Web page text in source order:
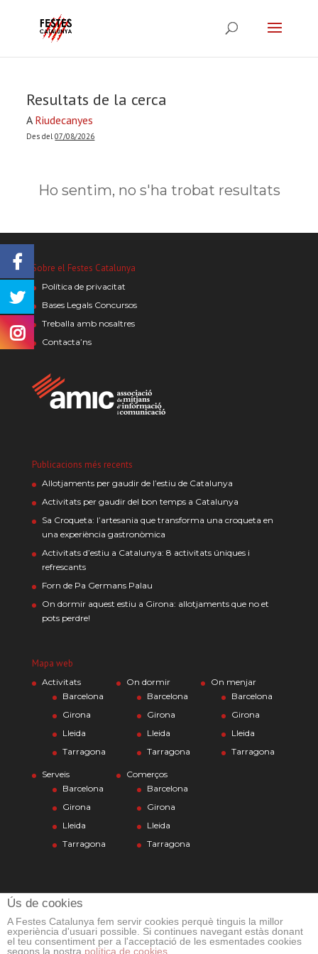
Resultats de la cerca
A Riudecanyes
Des del07/08/2026
Ho sentim, no s'ha trobat resultats
Sobre el Festes Catalunya
Política de privacitat
Bases Legals Concursos
Treballa amb nosaltres
Contacta’ns
Publicacions més recents
Allotjaments per gaudir de l’estiu de Catalunya
Activitats per gaudir del bon temps a Catalunya
Sa Croqueta: l’artesania que transforma una croqueta en
una experiència gastronòmica
Activitats d’estiu a Catalunya: 8 activitats úniques i
refrescants
Forn de Pa Germans Palau
On dormir aquest estiu a Girona: allotjaments que no et
pots perdre!
Mapa web
Activitats
Barcelona
Girona
Lleida
Tarragona
On dormir
Barcelona
Girona
Lleida
Tarragona
On menjar
Barcelona
Girona
Lleida
Tarragona
Serveis
Barcelona
Girona
Lleida
Tarragona
Comerços
Barcelona
Girona
Lleida
Tarragona
Ús de cookies
A Festes Catalunya fem servir cookies perquè tinguis la millor
experiència d'usuari possible. Si continues navegant estàs donant
el teu consentiment per a l'acceptació de les esmentades cookies
segons la nostra política de cookies